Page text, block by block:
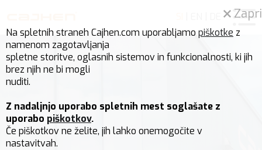
Zapri
Na spletnih straneh Cajhen.com uporabljamo piškotke z
namenom zagotavljanja
spletne storitve, oglasnih sistemov in funkcionalnosti, ki jih
brez njih ne bi mogli
nuditi.
Z nadaljnjo uporabo spletnih mest soglašate z
uporabo piškotkov.
Če piškotkov ne želite, jih lahko onemogočite v
nastavitvah.